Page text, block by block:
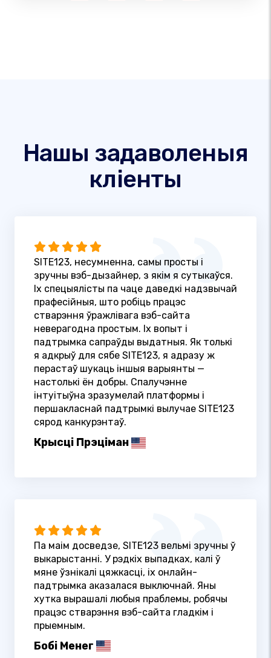
Нашы задаволеныя
кліенты
SITE123, несумненна, самы просты і
зручны вэб-дызайнер, з якім я сутыкаўся.
Іх спецыялісты па чаце даведкі надзвычай
прафесійныя, што робіць працэс
стварэння ўражлівага вэб-сайта
неверагодна простым. Іх вопыт і
падтрымка сапраўды выдатныя. Як толькі
я адкрыў для сябе SITE123, я адразу ж
перастаў шукаць іншыя варыянты —
настолькі ён добры. Спалучэнне
інтуітыўна зразумелай платформы і
першакласнай падтрымкі вылучае SITE123
сярод канкурэнтаў.
Крысці Прэціман
Па маім досведзе, SITE123 вельмі зручны ў
выкарыстанні. У рэдкіх выпадках, калі ў
мяне ўзнікалі цяжкасці, іх онлайн-
падтрымка аказалася выключнай. Яны
хутка вырашалі любыя праблемы, робячы
працэс стварэння вэб-сайта гладкім і
прыемным.
Бобі Менег